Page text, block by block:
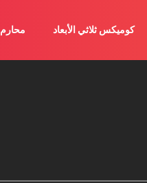
كوميكس ثلاثي الأبعاد محارم